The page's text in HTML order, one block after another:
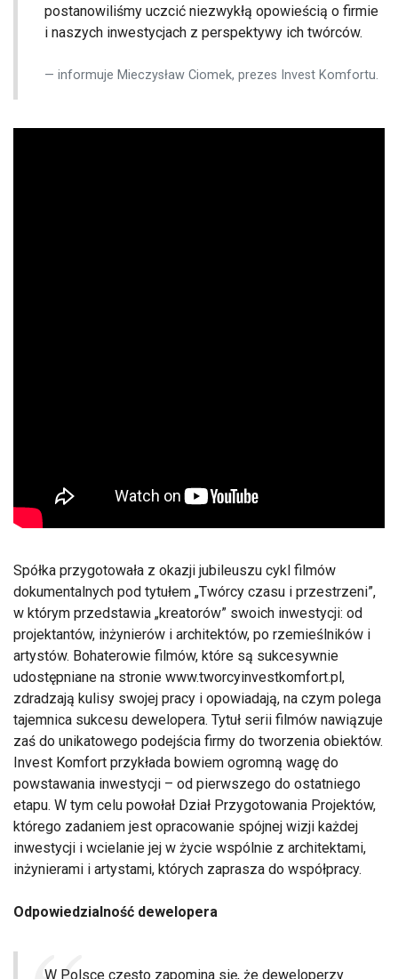
postanowiliśmy uczcić niezwykłą opowieścią o firmie
i naszych inwestycjach z perspektywy ich twórców.
informuje Mieczysław Ciomek, prezes Invest Komfortu.
Spółka przygotowała z okazji jubileuszu cykl filmów
dokumentalnych pod tytułem „Twórcy czasu i przestrzeni”,
w którym przedstawia „kreatorów” swoich inwestycji: od
projektantów, inżynierów i architektów, po rzemieślników i
artystów. Bohaterowie filmów, które są sukcesywnie
udostępniane na stronie www.tworcyinvestkomfort.pl,
zdradzają kulisy swojej pracy i opowiadają, na czym polega
tajemnica sukcesu dewelopera. Tytuł serii filmów nawiązuje
zaś do unikatowego podejścia firmy do tworzenia obiektów.
Invest Komfort przykłada bowiem ogromną wagę do
powstawania inwestycji – od pierwszego do ostatniego
etapu. W tym celu powołał Dział Przygotowania Projektów,
którego zadaniem jest opracowanie spójnej wizji każdej
inwestycji i wcielanie jej w życie wspólnie z architektami,
inżynierami i artystami, których zaprasza do współpracy.
Odpowiedzialność dewelopera
W Polsce często zapomina się, że deweloperzy